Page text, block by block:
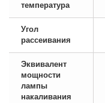
температура
Угол
рассеивания
Эквивалент
мощности
лампы
накаливания